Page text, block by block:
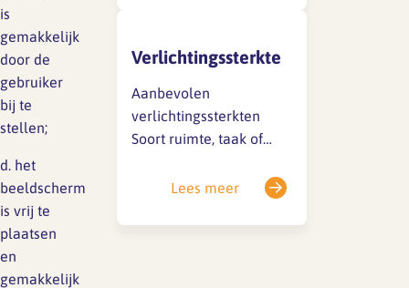
is
gemakkelijk
door de
gebruiker
bij te
stellen;
d. het
beeldscherm
is vrij te
plaatsen
en
gemakkelijk
behandelde
1813 is een toelichting
op genoemde normen
en heeft tot doel aan te
geven op welke wijze
Verlichtingssterkte
Aanbevolen
verlichtingssterkten
Soort ruimte, taak of
Verlichtingssterkte in lux
Receptiebalie 300
Lees meer